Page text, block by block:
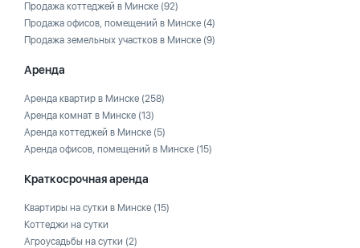
Продажа коттеджей в Минске (92)
Продажа офисов, помещений в Минске (4)
Продажа земельных участков в Минске (9)
Аренда
Аренда квартир в Минске (258)
Аренда комнат в Минске (13)
Аренда коттеджей в Минске (5)
Аренда офисов, помещений в Минске (15)
Краткосрочная аренда
Квартиры на сутки в Минске (15)
Коттеджи на сутки
Агроусадьбы на сутки (2)